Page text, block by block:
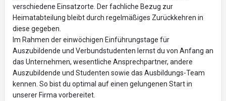
verschiedene Einsatzorte. Der fachliche Bezug zur
Heimatabteilung bleibt durch regelmäßiges Zurückkehren in
diese gegeben.
Im Rahmen der einwöchigen Einführungstage für
Auszubildende und Verbundstudenten lernst du von Anfang an
das Unternehmen, wesentliche Ansprechpartner, andere
Auszubildende und Studenten sowie das Ausbildungs-Team
kennen. So bist du optimal auf einen gelungenen Start in
unserer Firma vorbereitet.